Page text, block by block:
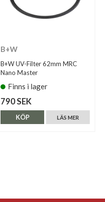
B+W
B+W UV-Filter 62mm MRC
Nano Master
Finns i lager
790 SEK
LÄS MER
KÖP